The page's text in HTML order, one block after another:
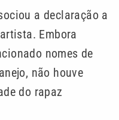
a declaração a
Embora
nomes de
não houve
do rapaz